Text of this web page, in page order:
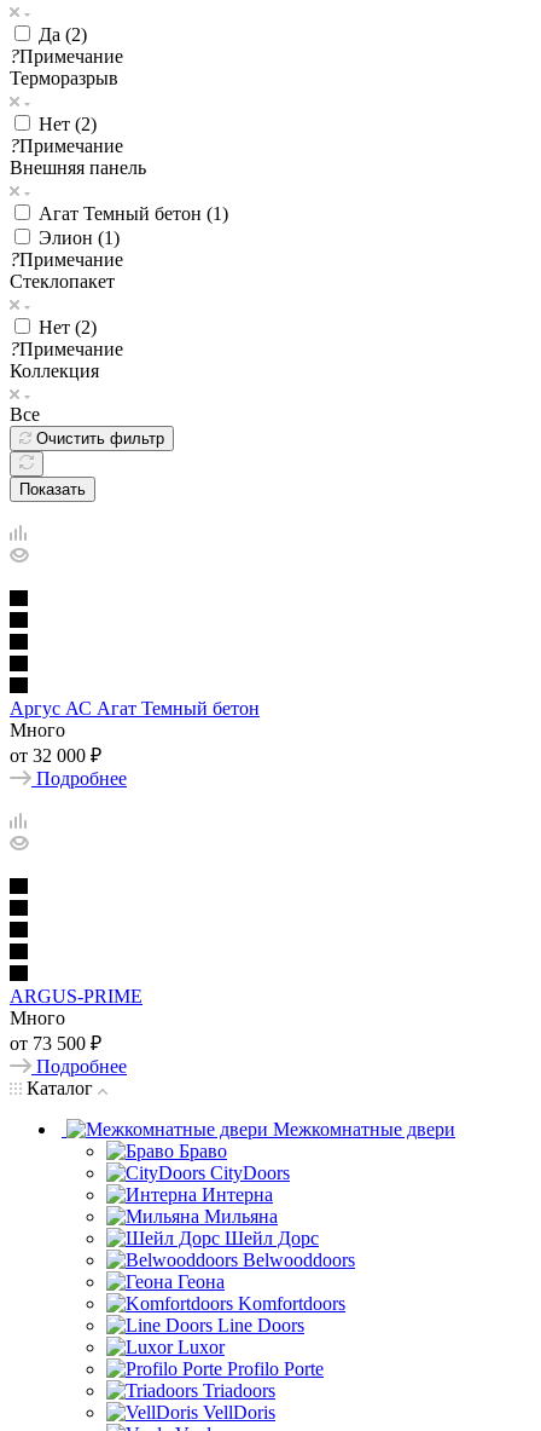
Да (2)
?Примечание
Терморазрыв
Нет (2)
?Примечание
Внешняя панель
Агат Темный бетон (1)
Элион (1)
?Примечание
Стеклопакет
Нет (2)
?Примечание
Коллекция
Все
Очистить фильтр
Показать
Аргус АС Агат Темный бетон
Много
от 32 000 ₽
Подробнее
ARGUS-PRIME
Много
от 73 500 ₽
Подробнее
Каталог
Межкомнатные двери
Браво
CityDoors
Интерна
Мильяна
Шейл Дорс
Belwooddoors
Геона
Komfortdoors
Line Doors
Luxor
Profilo Porte
Triadoors
VellDoris